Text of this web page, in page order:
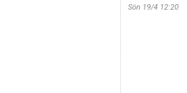
Sön 19/4 12:20